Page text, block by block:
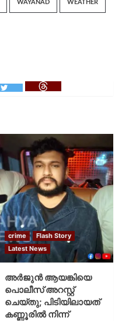
WAYANAD WEATHER
crime
Flash Story
Latest News
അർജുൻ ആയങ്കിയെ
പൊലീസ് അറസ്റ്റ്
ചെയ്‌തു; പിടിയിലായത്
കണ്ണൂരിൽ നിന്ന്